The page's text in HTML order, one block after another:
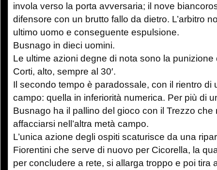
invola verso la porta avversaria; il nove
difensore con un brutto fallo da dietro. L’arbitro
ultimo uomo e conseguente espulsione.
Busnago in dieci uomini.
Le ultime azioni degne di nota sono la punizione
Corti, alto, sempre al 30′.
Il secondo tempo è paradossale, con il rientro di
campo: quella in inferiorità numerica. Per più di
Busnago ha il pallino del gioco con il Trezzo che
affacciarsi nell’altra metà campo.
L’unica azione degli ospiti scaturisce da una
Fiorentini che serve di nuovo per Cicorella, la
per concludere a rete, si allarga troppo e poi tira